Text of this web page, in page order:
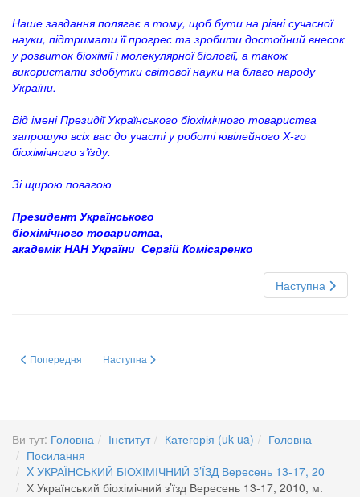
Наше завдання полягає в тому, щоб бути на рівні сучасної
науки, підтримати її прогрес та зробити достойний внесок
у розвиток біохімії і молекулярної біології, а також
використати здобутки світової науки на благо народу
України.
Від імені Президії Українського біохімічного товариства
запрошую всіх вас до участі у роботі ювілейного Х-го
біохімічного з’їзду.
Зі щирою повагою
Президент Українського
біохімічного товариства,
академік НАН України Сергій Комісаренко
Наступна
Попередня стаття: X Ukrainian biochemical congress, September 13-17,
Попередня Наступна стаття: Х Український біохімічний з’їзд
Наступна
Ви тут: Головна Інститут Категорія (uk-ua)
Головна
Посилання
X УКРАЇНСЬКИЙ БІОХІМІЧНИЙ З’ЇЗД Вересень 13-17, 20
Х Український біохімічний з’їзд Вересень 13-17, 2010, м.